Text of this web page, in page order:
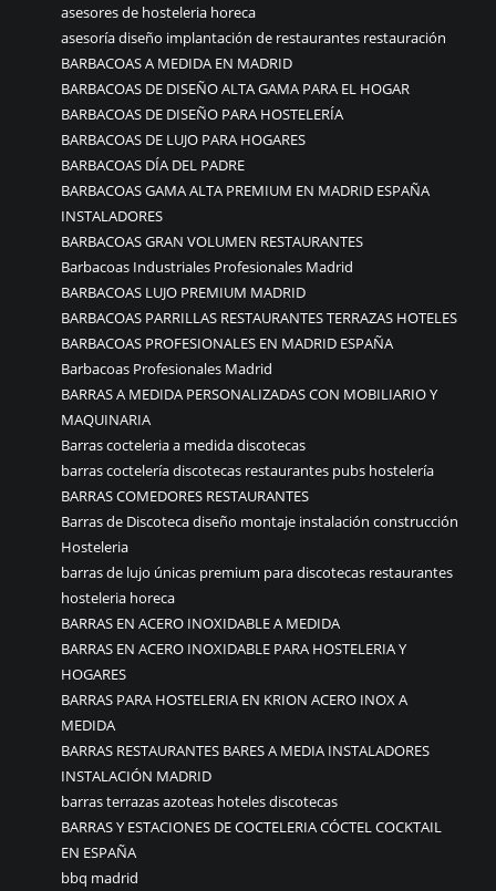
asesores de hosteleria horeca
asesoría diseño implantación de restaurantes restauración
BARBACOAS A MEDIDA EN MADRID
BARBACOAS DE DISEÑO ALTA GAMA PARA EL HOGAR
BARBACOAS DE DISEÑO PARA HOSTELERÍA
BARBACOAS DE LUJO PARA HOGARES
BARBACOAS DÍA DEL PADRE
BARBACOAS GAMA ALTA PREMIUM EN MADRID ESPAÑA
INSTALADORES
BARBACOAS GRAN VOLUMEN RESTAURANTES
Barbacoas Industriales Profesionales Madrid
BARBACOAS LUJO PREMIUM MADRID
BARBACOAS PARRILLAS RESTAURANTES TERRAZAS HOTELES
BARBACOAS PROFESIONALES EN MADRID ESPAÑA
Barbacoas Profesionales Madrid
BARRAS A MEDIDA PERSONALIZADAS CON MOBILIARIO Y
MAQUINARIA
Barras cocteleria a medida discotecas
barras coctelería discotecas restaurantes pubs hostelería
BARRAS COMEDORES RESTAURANTES
Barras de Discoteca diseño montaje instalación construcción
Hosteleria
barras de lujo únicas premium para discotecas restaurantes
hosteleria horeca
BARRAS EN ACERO INOXIDABLE A MEDIDA
BARRAS EN ACERO INOXIDABLE PARA HOSTELERIA Y
HOGARES
BARRAS PARA HOSTELERIA EN KRION ACERO INOX A
MEDIDA
BARRAS RESTAURANTES BARES A MEDIA INSTALADORES
INSTALACIÓN MADRID
barras terrazas azoteas hoteles discotecas
BARRAS Y ESTACIONES DE COCTELERIA CÓCTEL COCKTAIL
EN ESPAÑA
bbq madrid